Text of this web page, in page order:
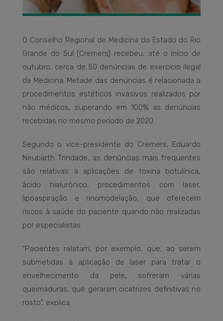
O Conselho Regional de Medicina do Estado do Rio
Grande do Sul (Cremers) recebeu, até o início de
outubro, cerca de 50 denúncias de exercício ilegal
da Medicina. Metade das denúncias é relacionada a
procedimentos estéticos invasivos realizados por
não médicos, superando em 100% as denúncias
recebidas no mesmo período de 2020.
Segundo o vice-presidente do Cremers, Eduardo
Neubarth Trindade, as denúncias mais frequentes
são relativas a aplicações de toxina botulínica,
ácido hialurônico, procedimentos com laser,
lipoaspiração e rinomodelação, que oferecem
riscos à saúde do paciente quando não realizadas
por especialistas.
“Pacientes relatam, por exemplo, que, ao serem
submetidas à aplicação de laser para tratar o
envelhecimento da pele, sofreram várias
queimaduras, que geraram cicatrizes definitivas no
rosto”, explica.